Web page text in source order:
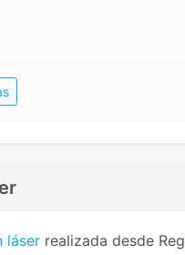
láser realizada desde